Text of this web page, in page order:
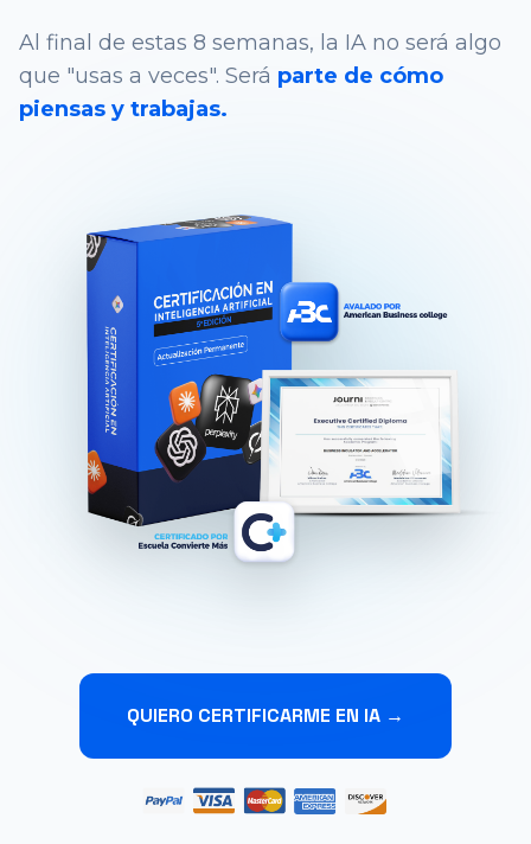
Al final de estas 8 semanas, la IA no será algo
que "usas a veces". Será parte de cómo
piensas y trabajas.
QUIERO CERTIFICARME EN IA →